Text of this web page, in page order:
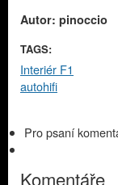
Autor: pinoccio
TAGS:
Interiér F1
autohifi
Pro psaní
Komentáře